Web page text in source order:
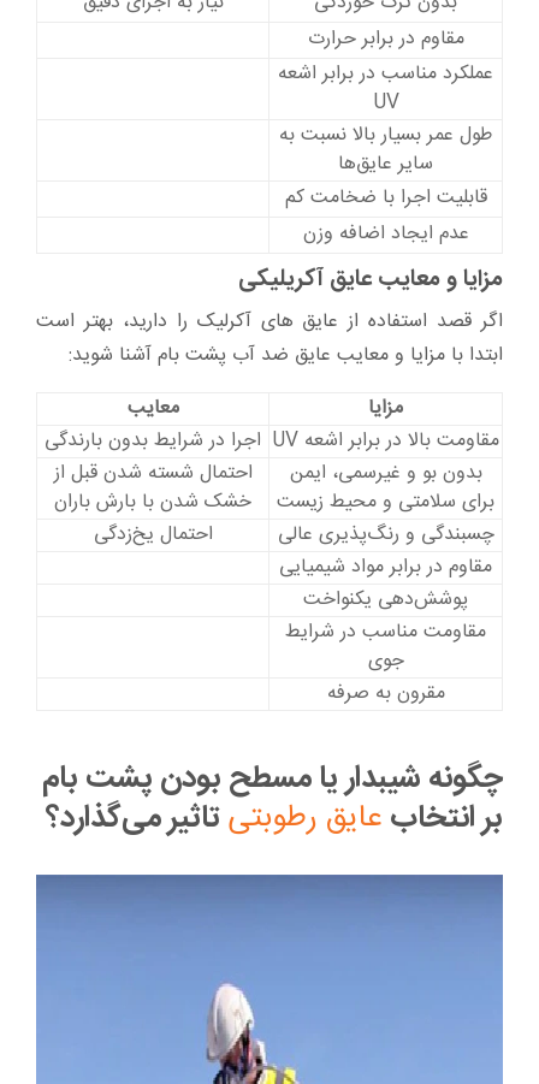
مقاوم در برابر حرارت
عملکرد مناسب در برابر اشعه
UV
طول عمر بسیار بالا نسبت به
سایر عایق‌ها
قابلیت اجرا با ضخامت کم
عدم ایجاد اضافه وزن
مزایا و معایب عایق آکریلیکی
اگر قصد استفاده از عایق های آکرلیک را دارید، بهتر است
ابتدا با مزایا و معایب عایق ضد آب پشت بام آشنا شوید:
مزایا
معایب
مقاومت بالا در برابر اشعه UV
اجرا در شرایط بدون بارندگی
بدون بو و غیرسمی، ایمن
برای سلامتی و محیط‌ زیست
احتمال شسته شدن قبل از
خشک شدن با بارش باران
چسبندگی و رنگ‌پذیری عالی
احتمال یخ‌زدگی
مقاوم در برابر مواد شیمیایی
پوشش‌دهی یکنواخت
مقاومت مناسب در شرایط
جوی
مقرون به صرفه
چگونه شیبدار یا مسطح بودن پشت بام
بر انتخابعایق رطوبتیتاثیر می‌گذارد؟